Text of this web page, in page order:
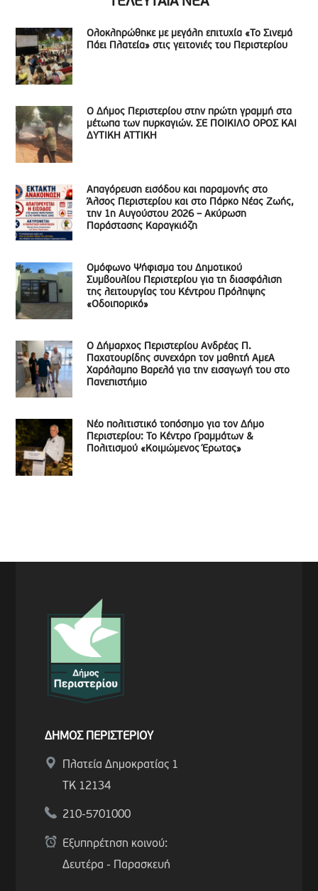
Ολοκληρώθηκε με μεγάλη επιτυχία «Το Σινεμά
Πάει Πλατεία» στις γειτονιές του Περιστερίου
Ο Δήμος Περιστερίου στην πρώτη γραμμή στα
μέτωπα των πυρκαγιών. ΣΕ ΠΟΙΚΙΛΟ ΟΡΟΣ ΚΑΙ
ΔΥΤΙΚΗ ΑΤΤΙΚΗ
Απαγόρευση εισόδου και παραμονής στο
Άλσος Περιστερίου και στο Πάρκο Νέας Ζωής,
την 1η Αυγούστου 2026 – Ακύρωση
Παράστασης Καραγκιόζη
Ομόφωνο Ψήφισμα του Δημοτικού
Συμβουλίου Περιστερίου για τη διασφάλιση
της λειτουργίας του Κέντρου Πρόληψης
«Οδοιπορικό»
Ο Δήμαρχος Περιστερίου Ανδρέας Π.
Παχατουρίδης συνεχάρη τον μαθητή ΑμεΑ
Χαράλαμπο Βαρελά για την εισαγωγή του στο
Πανεπιστήμιο
Νέο πολιτιστικό τοπόσημο για τον Δήμο
Περιστερίου: Το Κέντρο Γραμμάτων &
Πολιτισμού «Κοιμώμενος Έρωτας»
ΔΗΜΟΣ ΠΕΡΙΣΤΕΡΙΟΥ
Πλατεία Δημοκρατίας 1
ΤΚ 12134
210-5701000
Εξυπηρέτηση κοινού:
Δευτέρα - Παρασκευή